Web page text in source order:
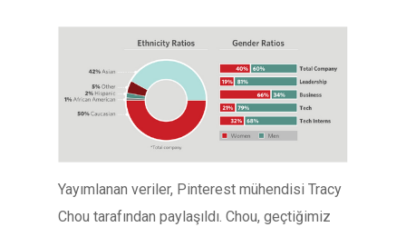
Yayımlanan veriler, Pinterest mühendisi Tracy
Chou tarafından paylaşıldı. Chou, geçtiğimiz